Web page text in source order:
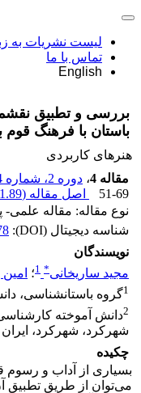
لیست نشریات به
تماس با ما
English
بررسی و تطبیق
باستان با فرهنگ قوم
هنرهای کاربردی
مقاله 4
، دوره 2، شماره 4 - شماره پیاپی 8
51-69
اصل مقاله (1.89 M
نوع مقاله: مقاله
شناسه دیجیتال (DOI):
نویسندگان
مجید ساریخانی*
1؛
1گروه باستانشناسی،
2دانش آموخته
شهرکرد، شهرکرد، ایران
چکیده
بسیاری از آداب و رسوم
می‌توان از طریق تطبیق